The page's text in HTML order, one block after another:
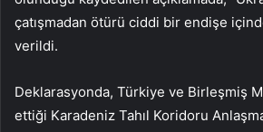
çatışmadan ötürü ciddi bir endişe
verildi.
Deklarasyonda, Türkiye ve Birleşmiş
ettiği Karadeniz Tahıl Koridoru